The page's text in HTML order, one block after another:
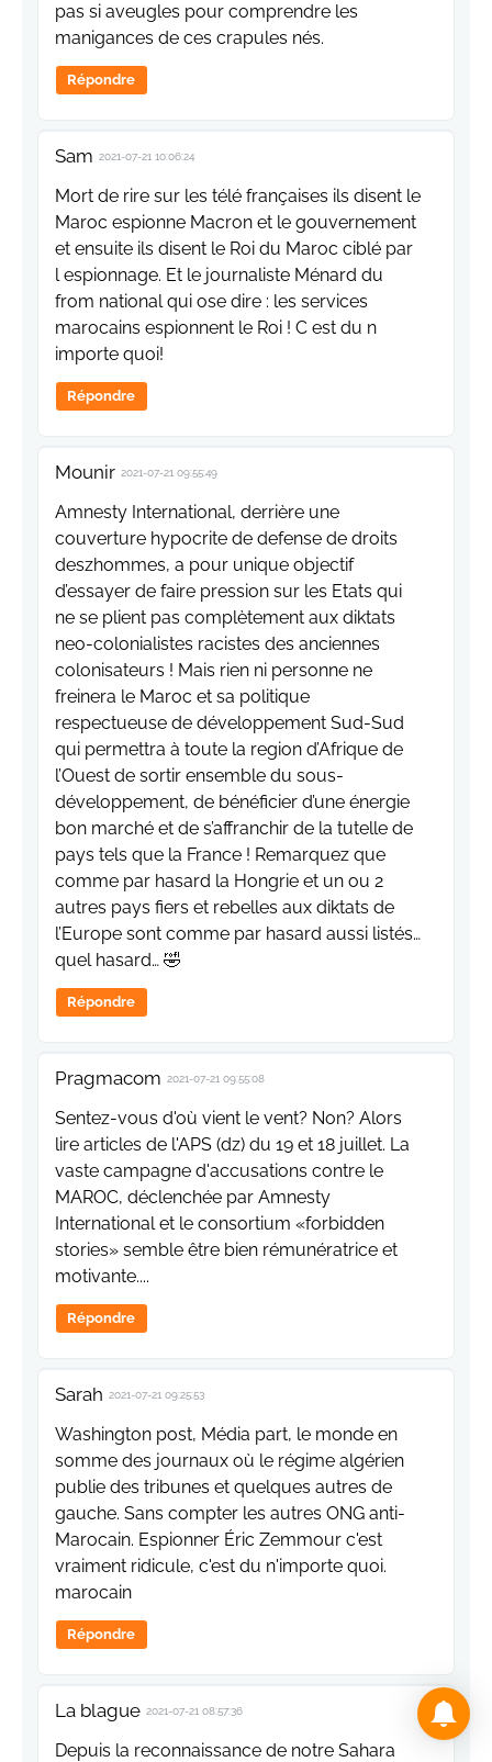
pas si aveugles pour comprendre les
manigances de ces crapules nés.
Répondre
Sam 2021-07-21 10:06:24
Mort de rire sur les télé françaises ils disent le
Maroc espionne Macron et le gouvernement
et ensuite ils disent le Roi du Maroc ciblé par
l espionnage. Et le journaliste Ménard du
from national qui ose dire : les services
marocains espionnent le Roi ! C est du n
importe quoi!
Répondre
Mounir 2021-07-21 09:55:49
Amnesty International, derrière une
couverture hypocrite de defense de droits
deszhommes, a pour unique objectif
d’essayer de faire pression sur les Etats qui
ne se plient pas complètement aux diktats
neo-colonialistes racistes des anciennes
colonisateurs ! Mais rien ni personne ne
freinera le Maroc et sa politique
respectueuse de développement Sud-Sud
qui permettra à toute la region d’Afrique de
l’Ouest de sortir ensemble du sous-
développement, de bénéficier d’une énergie
bon marché et de s’affranchir de la tutelle de
pays tels que la France ! Remarquez que
comme par hasard la Hongrie et un ou 2
autres pays fiers et rebelles aux diktats de
l’Europe sont comme par hasard aussi listés…
quel hasard… 🤣
Répondre
Pragmacom 2021-07-21 09:55:08
Sentez-vous d'où vient le vent? Non? Alors
lire articles de l'APS (dz) du 19 et 18 juillet. La
vaste campagne d'accusations contre le
MAROC, déclenchée par Amnesty
International et le consortium «forbidden
stories» semble être bien rémunératrice et
motivante....
Répondre
Sarah 2021-07-21 09:25:53
Washington post, Média part, le monde en
somme des journaux où le régime algérien
publie des tribunes et quelques autres de
gauche. Sans compter les autres ONG anti-
Marocain. Espionner Éric Zemmour c'est
vraiment ridicule, c'est du n'importe quoi.
marocain
Répondre
La blague 2021-07-21 08:57:36
Depuis la reconnaissance de notre Sahara